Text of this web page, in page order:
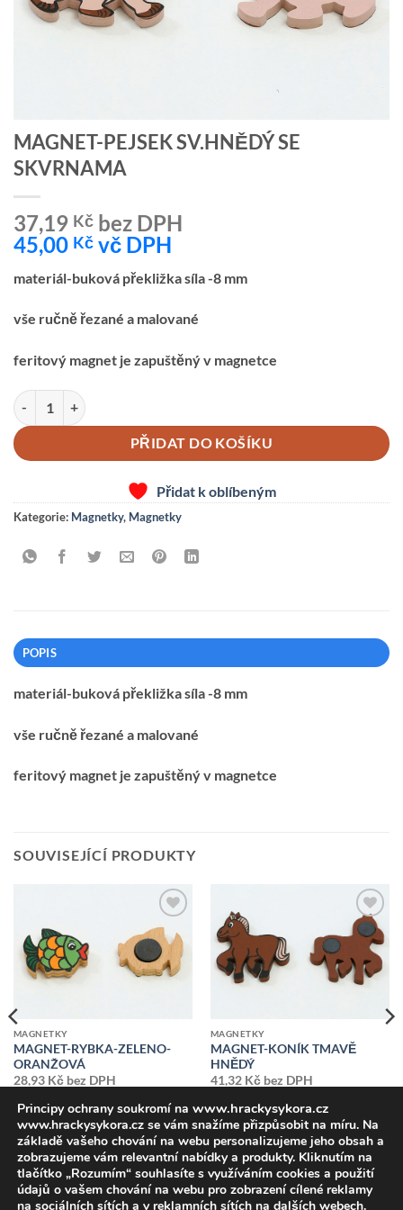
MAGNET-PEJSEK SV.HNĚDÝ SE
SKVRNAMA
37,19 Kč bez DPH
45,00 Kč vč DPH
materiál-buková překližka síla -8 mm
vše ručně řezané a malované
feritový magnet je zapuštěný v magnetce
MAGNET-PEJSEK SV.HNĚDÝ SE SKVRNAMA množství
PŘIDAT DO KOŠÍKU
Přidat k oblíbeným
Kategorie: Magnetky, Magnetky
POPIS
materiál-buková překližka síla -8 mm
vše ručně řezané a malované
feritový magnet je zapuštěný v magnetce
SOUVISEJÍCÍ PRODUKTY
Přidat k
oblíbeným
MAGNETKY
MAGNET-RYBKA-ZELENO-
ORANŽOVÁ
28,93 Kčbez DPH
Přidat k
oblíbeným
MAGNETKY
MAGNET-KONÍK TMAVĚ
HNĚDÝ
41,32 Kčbez DPH
Principy ochrany soukromí na www.hrackysykora.cz
www.hrackysykora.cz se vám snažíme přizpůsobit na míru. Na
základě vašeho chování na webu personalizujeme jeho obsah a
zobrazujeme vám relevantní nabídky a produkty. Kliknutím na
tlačítko „Rozumím“ souhlasíte s využíváním cookies a použití
údajů o vašem chování na webu pro zobrazení cílené reklamy
na sociálních sítích a v reklamních sítích na dalších webech.